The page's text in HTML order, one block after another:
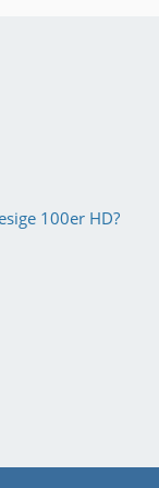
100er HD?